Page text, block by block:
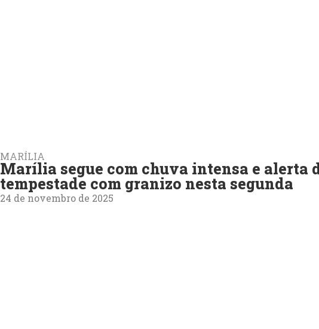
MARÍLIA
Marília segue com chuva intensa e alerta
tempestade com granizo nesta segunda
24 de novembro de 2025